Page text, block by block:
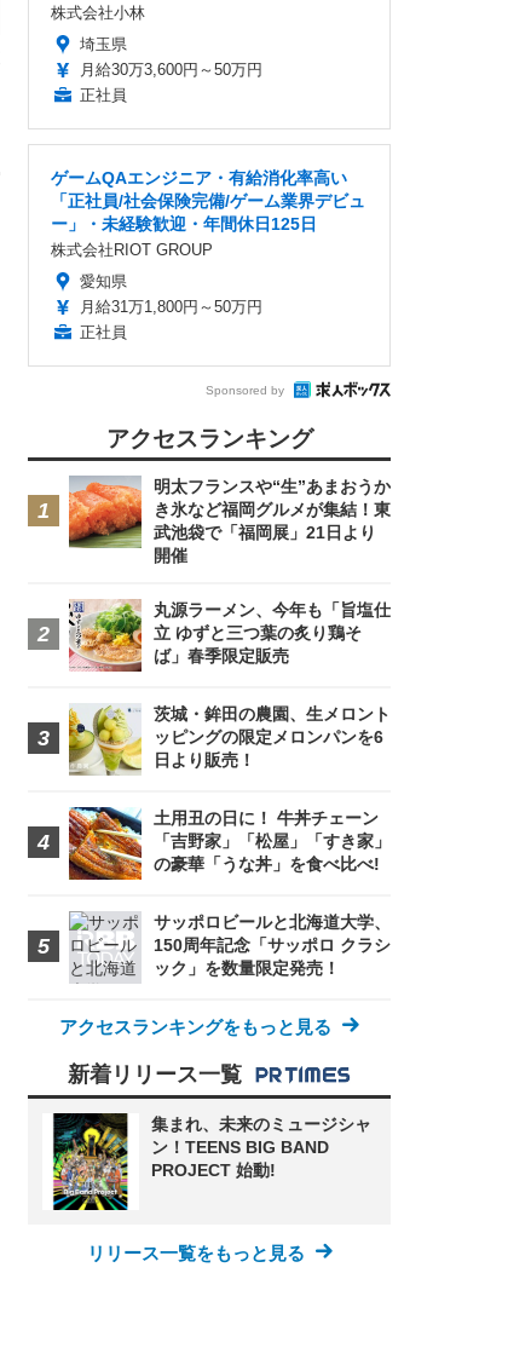
株式会社小林
埼玉県
月給30万3,600円～50万円
正社員
ゲームQAエンジニア・有給消化率高い
「正社員/社会保険完備/ゲーム業界デビュ
ー」・未経験歓迎・年間休日125日
株式会社RIOT GROUP
愛知県
月給31万1,800円～50万円
正社員
Sponsored by
アクセスランキング
明太フランスや“生”あまおうか
き氷など福岡グルメが集結！東
武池袋で「福岡展」21日より
開催
丸源ラーメン、今年も「旨塩仕
立 ゆずと三つ葉の炙り鶏そ
ば」春季限定販売
茨城・鉾田の農園、生メロント
ッピングの限定メロンパンを6
日より販売！
土用丑の日に！ 牛丼チェーン
「吉野家」「松屋」「すき家」
の豪華「うな丼」を食べ比べ!
サッポロビールと北海道大学、
150周年記念「サッポロ クラシ
ック」を数量限定発売！
アクセスランキングをもっと見る
新着リリース一覧
集まれ、未来のミュージシャ
ン！TEENS BIG BAND
PROJECT 始動!
リリース一覧をもっと見る